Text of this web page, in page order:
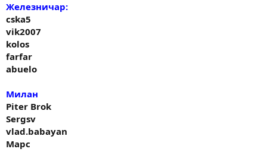
Железничар:
cska5
vik2007
kolos
farfar
abuelo
Милан
Piter Brok
Sergsv
vlad.babayan
Марс